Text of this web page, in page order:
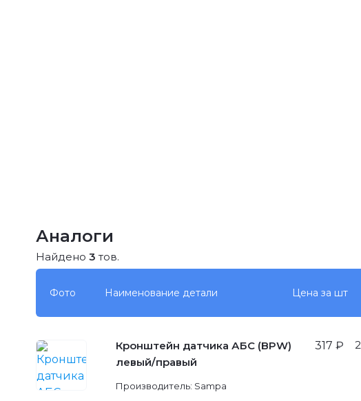
Аналоги
Найдено 3 тов.
Фото Наименование детали Цена за шт
Кронштейн датчика АБС (BPW)
левый/правый
Производитель: Sampa
317 ₽